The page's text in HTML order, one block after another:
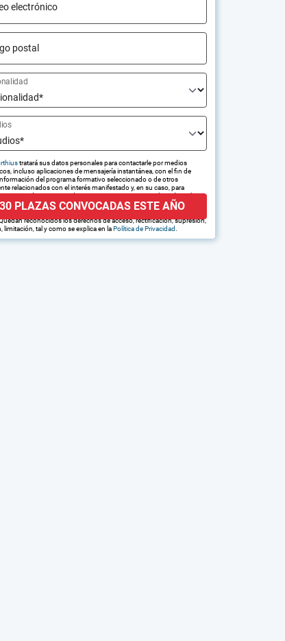
electrónico
postal
tratará sus datos personales para contactarle por medios
incluso aplicaciones de mensajería instantánea, con el fin de
del programa formativo seleccionado o de otros
relacionados con el interés manifestado y, en su caso, para
contratación correspondiente. Compartiremos su solicitud con las
que conforman el Grupo Northius, con el objeto de que estas
llegar la mejor oferta de productos y servicios de acuerdo a su
reconocidos los derechos de acceso, rectificación, supresión,
limitación, tal y como se explica en laPolítica de Privacidad
PLAZAS CONVOCADAS ESTE AÑO